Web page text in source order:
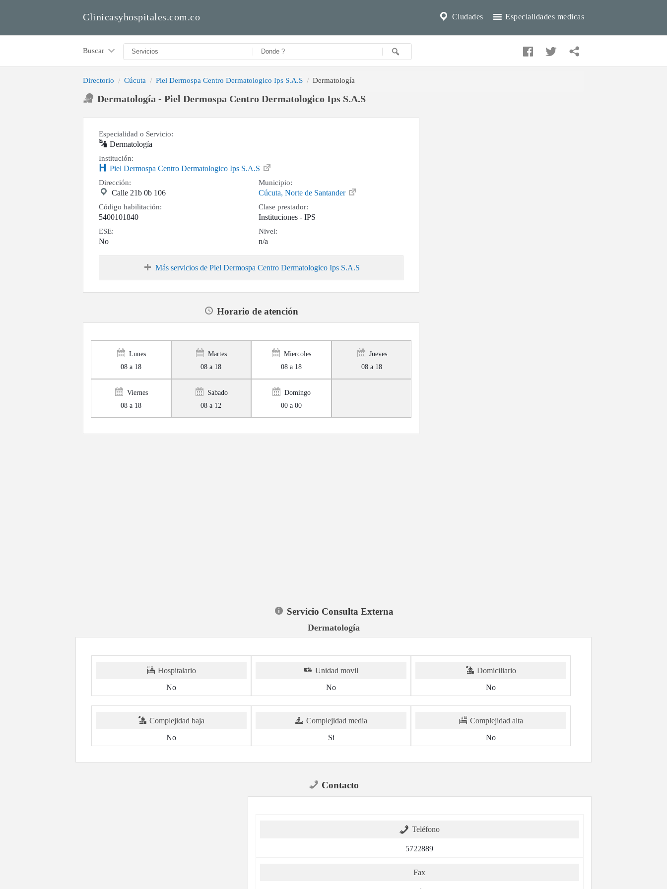
Especialidades medicas
Ciudades
Clinicasyhospitales.com.co
Buscar
Directorio Cúcuta Piel Dermospa Centro Dermatologico Ips S.A.S Dermatología
Dermatología - Piel Dermospa Centro Dermatologico Ips S.A.S
Especialidad o Servicio:
Dermatología
Institución:
Piel Dermospa Centro Dermatologico Ips S.A.S
Dirección:
Calle 21b 0b 106
Código habilitación:
5400101840
ESE:
No
Municipio:
Cúcuta, Norte de Santander
Clase prestador:
Instituciones - IPS
Nivel:
n/a
Más servicios de Piel Dermospa Centro Dermatologico Ips S.A.S
Horario de atención
Lunes
08 a 18
Martes
08 a 18
Miercoles
08 a 18
Jueves
08 a 18
Viernes
08 a 18
Sabado
08 a 12
Domingo
00 a 00
Servicio Consulta Externa
Dermatología
Hospitalario
No
Unidad movil
No
Domiciliario
No
Complejidad baja
No
Complejidad media
Si
Complejidad alta
No
Contacto
Teléfono
5722889
Fax